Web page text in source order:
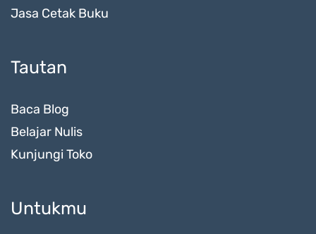
Jasa Cetak Buku
Tautan
Baca Blog
Belajar Nulis
Kunjungi Toko
Untukmu